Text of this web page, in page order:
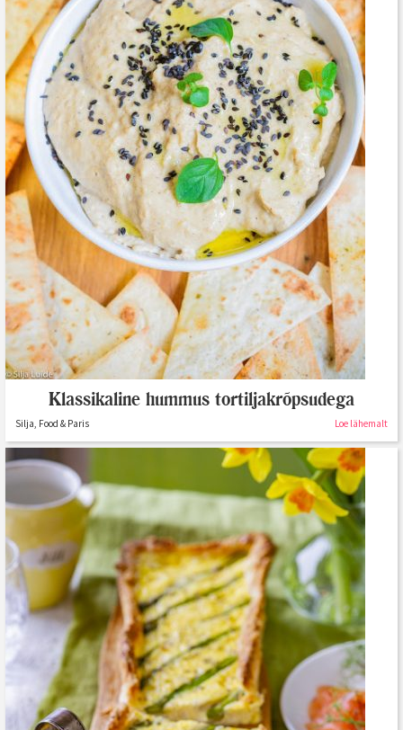
Klassikaline hummus tortiljakrõpsudega
Silja, Food & Paris Loe lähemalt